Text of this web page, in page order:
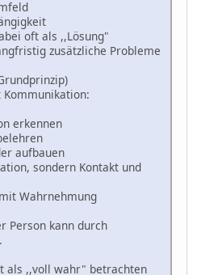
oft als ,,Lösung"
zusätzliche Probleme
erkennen
aufbauen
sondern Kontakt und
Wahrnehmung
Person kann durch
als ,,voll wahr" betrachten